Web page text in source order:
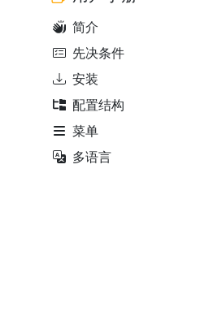
简介
先决条件
安装
配置结构
菜单
多语言